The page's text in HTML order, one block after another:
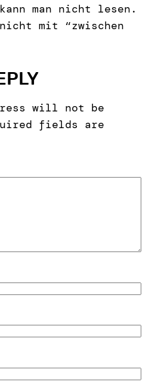
man nicht lesen.
nicht mit “zwischen
will not be
fields are